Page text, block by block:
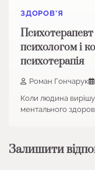
ЗДОРОВ'Я
психологом і
психотерапія
Роман Гончарук
Коли людина
ментального
Залишити